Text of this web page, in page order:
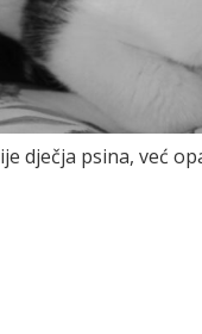
dječja psina, već